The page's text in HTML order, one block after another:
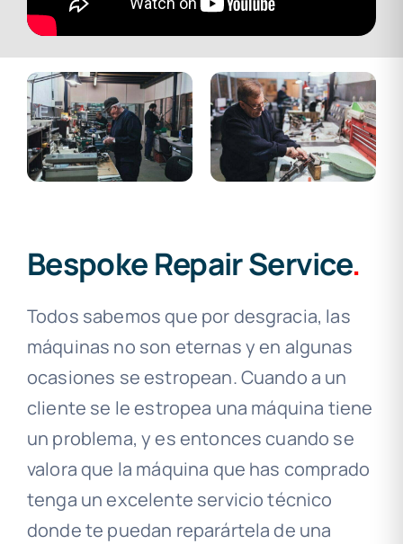
Bespoke Repair Service.
Todos sabemos que por desgracia, las
máquinas no son eternas y en algunas
ocasiones se estropean. Cuando a un
cliente se le estropea una máquina tiene
un problema, y es entonces cuando se
valora que la máquina que has comprado
tenga un excelente servicio técnico
donde te puedan reparártela de una